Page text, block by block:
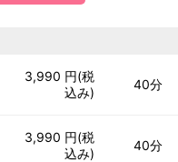
3,990 円(税
込み)
40分
3,990 円(税
込み)
40分